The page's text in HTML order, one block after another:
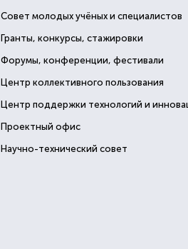
Совет молодых учёных и специалистов
Гранты, конкурсы, стажировки
Форумы, конференции, фестивали
Центр коллективного пользования
Центр поддержки технологий и
Проектный офис
Научно-технический совет